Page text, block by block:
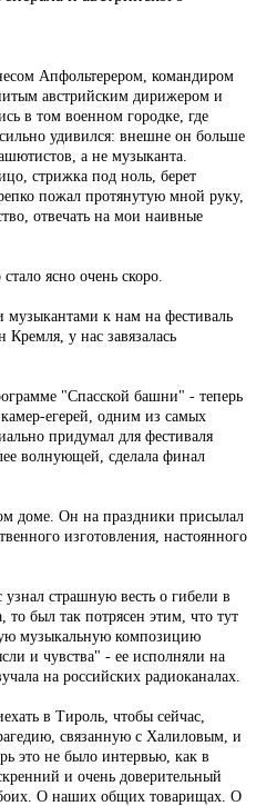
Апфольтерером, командиром
австрийским дирижером и
в том военном городке, где
сильно удивился: внешне он больше
а не музыканта.
стрижка под ноль, берет
пожал протянутую мной руку,
отвечать на мои наивные
ясно очень скоро.
к нам на фестиваль
у нас завязалась
"Спасской башни" - теперь
егерей, одним из самых
придумал для фестиваля
волнующей, сделала финал
доме. Он на праздники присылал
изготовления, настоянного
узнал страшную весть о гибели в
то был так потрясен этим, что тут
музыкальную композицию
и чувства" - ее исполняли на
на российских радиоканалах.
в Тироль, чтобы сейчас,
связанную с Халиловым, и
это не было интервью, как в
и очень доверительный
О наших общих товарищах. О